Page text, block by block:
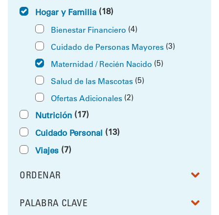
Hogar y Familia (18)
Bienestar Financiero (4)
Cuidado de Personas Mayores (3)
Maternidad / Recién Nacido (5)
Salud de las Mascotas (5)
Ofertas Adicionales (2)
Nutrición (17)
Cuidado Personal (13)
Viajes (7)
ORDENAR
RESULTS BY
FILTRAR POR
PALABRA CLAVE